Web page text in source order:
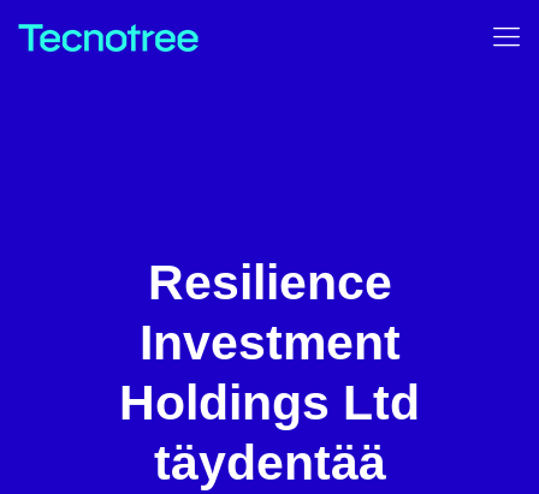
Resilience
Investment
Holdings Ltd
täydentää